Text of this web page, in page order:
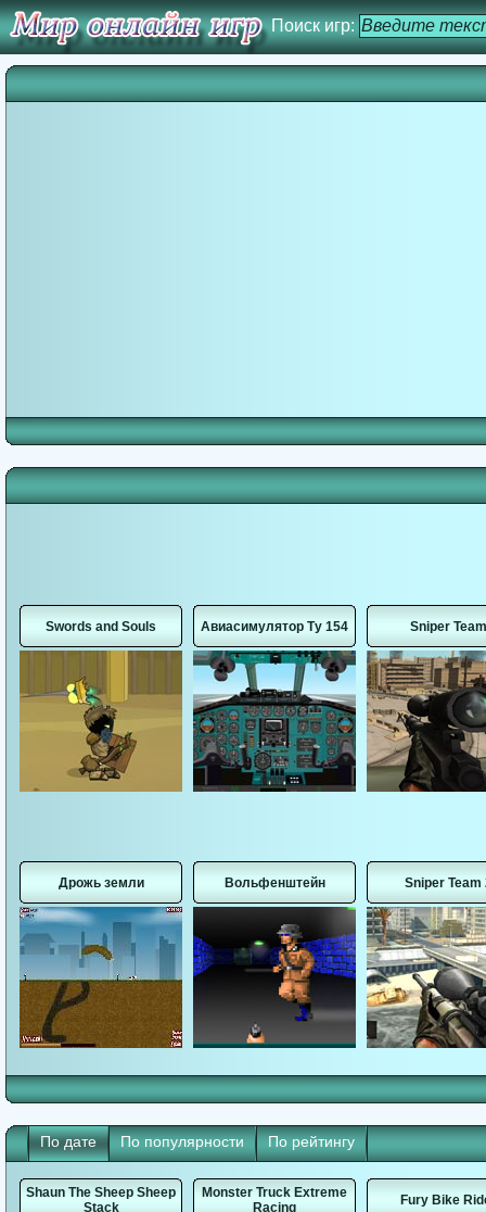
Поиск игр:
Swords and Souls Авиасимулятор Ту 154 Sniper Team
Дрожь земли Вольфенштейн Sniper Team
По дате По популярности По рейтингу
Shaun The Sheep Sheep
Stack
Monster Truck Extreme
Racing
Fury Bike